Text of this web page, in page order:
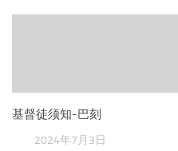
基督徒须知-巴刻
2024年7月3日